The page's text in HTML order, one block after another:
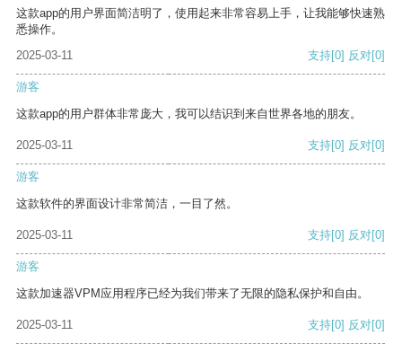
这款app的用户界面简洁明了，使用起来非常容易上手，让我能够快速熟
悉操作。
2025-03-11
支持[0] 反对[0]
游客
这款app的用户群体非常庞大，我可以结识到来自世界各地的朋友。
2025-03-11 支持[0] 反对[0]
游客
这款软件的界面设计非常简洁，一目了然。
2025-03-11 支持[0] 反对[0]
游客
这款加速器VPM应用程序已经为我们带来了无限的隐私保护和自由。
2025-03-11 支持[0] 反对[0]